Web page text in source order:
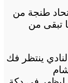
طنجة من
تبقى من
ينتظر فك